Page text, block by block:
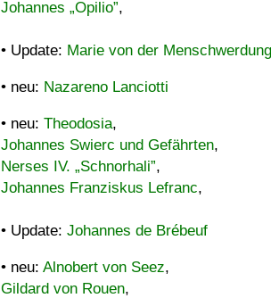
Johannes „Opilio”,
• Update: Marie von der Menschwerdung
• neu: Nazareno Lanciotti
• neu: Theodosia,
Johannes Swierc und Gefährten,
Nerses IV. „Schnorhali”,
Johannes Franziskus Lefranc,
• Update: Johannes de Brébeuf
• neu: Alnobert von Seez,
Gildard von Rouen,